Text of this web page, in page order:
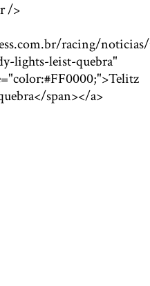
/>
racing/
lights-leist-quebra"
span></a>